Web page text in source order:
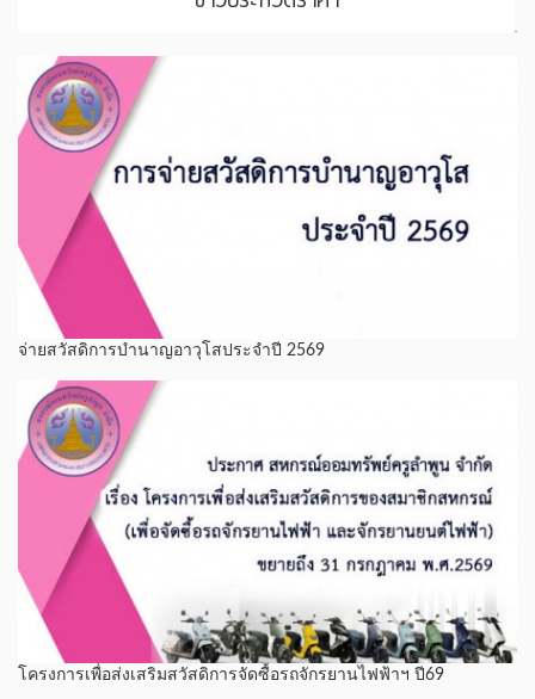
จ่ายสวัสดิการบำนาญอาวุโสประจำปี 2569
โครงการเพื่อส่งเสริมสวัสดิการจัดซื้อรถจักรยานไฟฟ้าฯ ปี69